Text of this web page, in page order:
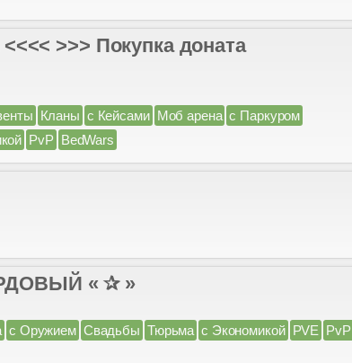
>>> Покупка доната
Кланы с Кейсами Моб арена с Паркуром
PvP BedWars
« ✰ »
с Оружием Свадьбы Тюрьма с Экономикой PVE PvP